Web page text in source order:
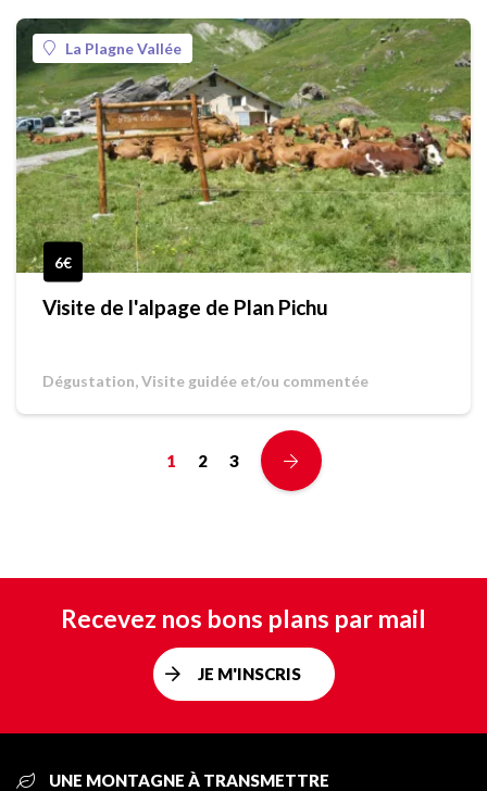
La Plagne Vallée
6€
Visite de l'alpage de Plan Pichu
Dégustation, Visite guidée et/ou commentée
1 2 3
Recevez nos bons plans par mail
JE M'INSCRIS
UNE MONTAGNE À TRANSMETTRE